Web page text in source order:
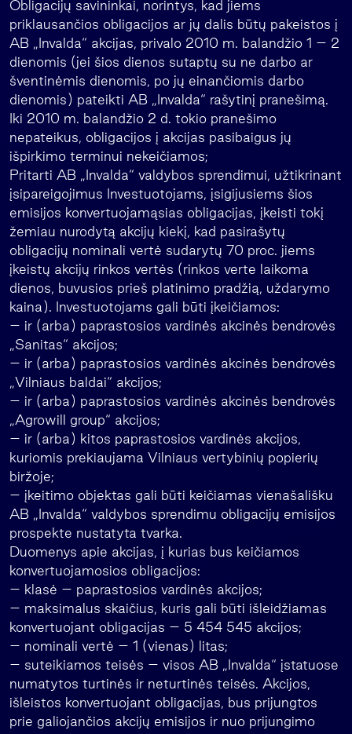
Obligacijų savininkai, norintys, kad jiems
priklausančios obligacijos ar jų dalis būtų pakeistos į
AB „Invalda“ akcijas, privalo 2010 m. balandžio 1 – 2
dienomis (jei šios dienos sutaptų su ne darbo ar
šventinėmis dienomis, po jų einančiomis darbo
dienomis) pateikti AB „Invalda“ rašytinį pranešimą.
Iki 2010 m. balandžio 2 d. tokio pranešimo
nepateikus, obligacijos į akcijas pasibaigus jų
išpirkimo terminui nekeičiamos;
Pritarti AB „Invalda“ valdybos sprendimui, užtikrinant
įsipareigojimus Investuotojams, įsigijusiems šios
emisijos konvertuojamąsias obligacijas, įkeisti tokį
žemiau nurodytą akcijų kiekį, kad pasirašytų
obligacijų nominali vertė sudarytų 70 proc. jiems
įkeistų akcijų rinkos vertės (rinkos verte laikoma
dienos, buvusios prieš platinimo pradžią, uždarymo
kaina). Investuotojams gali būti įkeičiamos:
– ir (arba) paprastosios vardinės akcinės bendrovės
„Sanitas“ akcijos;
– ir (arba) paprastosios vardinės akcinės bendrovės
„Vilniaus baldai“ akcijos;
– ir (arba) paprastosios vardinės akcinės bendrovės
„Agrowill group“ akcijos;
– ir (arba) kitos paprastosios vardinės akcijos,
kuriomis prekiaujama Vilniaus vertybinių popierių
biržoje;
– įkeitimo objektas gali būti keičiamas vienašališku
AB „Invalda“ valdybos sprendimu obligacijų emisijos
prospekte nustatyta tvarka.
Duomenys apie akcijas, į kurias bus keičiamos
konvertuojamosios obligacijos:
– klasė – paprastosios vardinės akcijos;
– maksimalus skaičius, kuris gali būti išleidžiamas
konvertuojant obligacijas – 5 454 545 akcijos;
– nominali vertė – 1 (vienas) litas;
– suteikiamos teisės – visos AB „Invalda“ įstatuose
numatytos turtinės ir neturtinės teisės. Akcijos,
išleistos konvertuojant obligacijas, bus prijungtos
prie galiojančios akcijų emisijos ir nuo prijungimo